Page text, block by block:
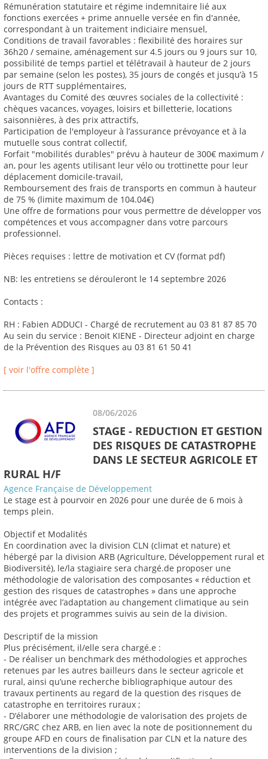
Rémunération statutaire et régime indemnitaire lié aux
fonctions exercées + prime annuelle versée en fin d'année,
correspondant à un traitement indiciaire mensuel,
Conditions de travail favorables : flexibilité des horaires sur
36h20 / semaine, aménagement sur 4.5 jours ou 9 jours sur 10,
possibilité de temps partiel et télétravail à hauteur de 2 jours
par semaine (selon les postes), 35 jours de congés et jusqu’à 15
jours de RTT supplémentaires,
Avantages du Comité des œuvres sociales de la collectivité :
chèques vacances, voyages, loisirs et billetterie, locations
saisonnières, à des prix attractifs,
Participation de l'employeur à l’assurance prévoyance et à la
mutuelle sous contrat collectif,
Forfait "mobilités durables" prévu à hauteur de 300€ maximum /
an, pour les agents utilisant leur vélo ou trottinette pour leur
déplacement domicile-travail,
Remboursement des frais de transports en commun à hauteur
de 75 % (limite maximum de 104.04€)
Une offre de formations pour vous permettre de développer vos
compétences et vous accompagner dans votre parcours
professionnel.
Pièces requises : lettre de motivation et CV (format pdf)
NB: les entretiens se dérouleront le 14 septembre 2026
Contacts :
RH : Fabien ADDUCI - Chargé de recrutement au 03 81 87 85 70
Au sein du service : Benoit KIENE - Directeur adjoint en charge
de la Prévention des Risques au 03 81 61 50 41
[ voir l'offre complète ]
08/06/2026
STAGE - REDUCTION ET GESTION
DES RISQUES DE CATASTROPHE
DANS LE SECTEUR AGRICOLE ET
RURAL H/F
Agence Française de Développement
Le stage est à pourvoir en 2026 pour une durée de 6 mois à
temps plein.
Objectif et Modalités
En coordination avec la division CLN (climat et nature) et
hébergé par la division ARB (Agriculture, Développement rural et
Biodiversité), le/la stagiaire sera chargé.de proposer une
méthodologie de valorisation des composantes « réduction et
gestion des risques de catastrophes » dans une approche
intégrée avec l’adaptation au changement climatique au sein
des projets et programmes suivis au sein de la division.
Descriptif de la mission
Plus précisément, il/elle sera chargé.e :
- De réaliser un benchmark des méthodologies et approches
retenues par les autres bailleurs dans le secteur agricole et
rural, ainsi qu’une recherche bibliographique autour des
travaux pertinents au regard de la question des risques de
catastrophe en territoires ruraux ;
- D’élaborer une méthodologie de valorisation des projets de
RRC/GRC chez ARB, en lien avec la note de positionnement du
groupe AFD en cours de finalisation par CLN et la nature des
interventions de la division ;